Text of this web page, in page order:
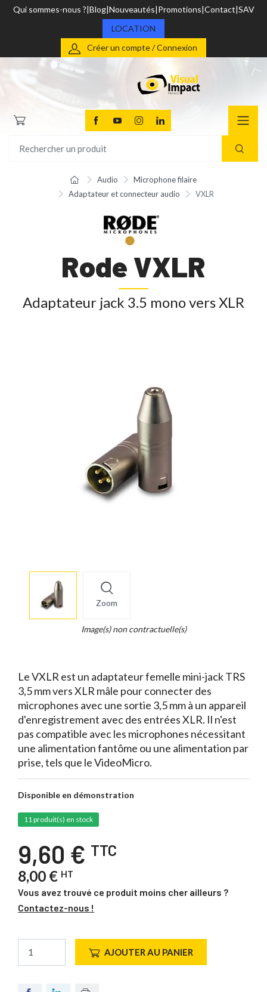
Qui sommes-nous ? Blog Nouveautés Promotions Contact SAV
LOCATION
Créer un compte / Connexion
Audio
Microphone filaire
Adaptateur et connecteur audio
VXLR
Rode VXLR
Adaptateur jack 3.5 mono vers XLR
Zoom
info
Legend...
Image(s) non contractuelle(s)
Le VXLR est un adaptateur femelle mini-jack TRS
3,5 mm vers XLR mâle pour connecter des
microphones avec une sortie 3,5 mm à un appareil
d'enregistrement avec des entrées XLR. Il n'est
pas compatible avec les microphones nécessitant
une alimentation fantôme ou une alimentation par
prise, tels que le VideoMicro.
Disponible en démonstration
11 produit(s) en stock
9,60 € TTC
8,00 € HT
Vous avez trouvé ce produit moins cher ailleurs ?
Contactez-nous !
AJOUTER AU PANIER